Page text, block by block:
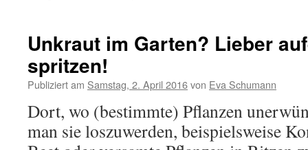
Unkraut im Garten? Lieber
spritzen!
Publiziert am Samstag, 2. April 2016von Eva Schumann
Dort, wo (bestimmte) Pflanzen
man sie loszuwerden, beispielsweise